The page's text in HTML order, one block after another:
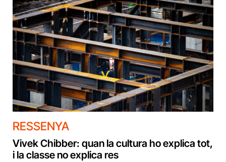
RESSENYA
Vivek Chibber: quan la cultura ho explica tot,
i la classe no explica res